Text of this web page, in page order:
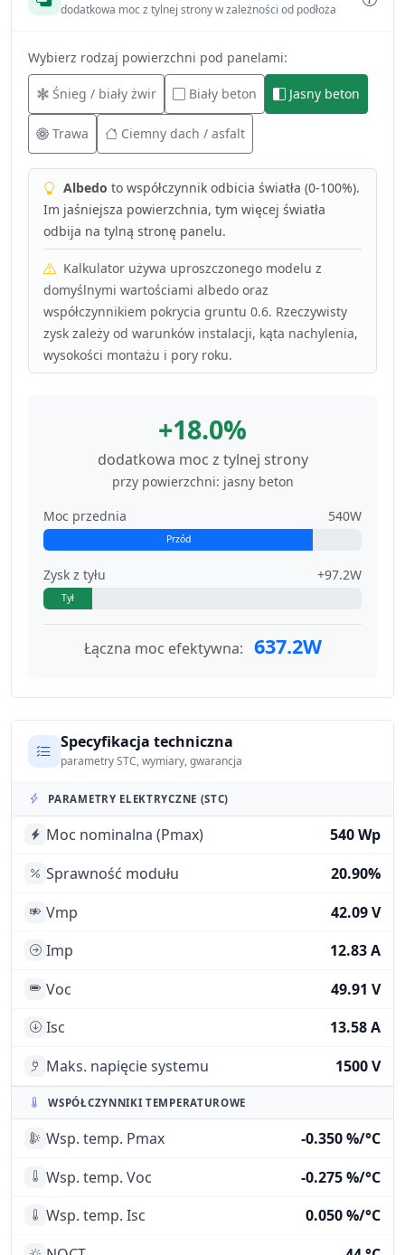
dodatkowa moc z tylnej strony w zależności od podłoża
Wybierz rodzaj powierzchni pod panelami:
Śnieg / biały żwir Biały beton Jasny beton
Trawa Ciemny dach / asfalt
Albedo to współczynnik odbicia światła (0-100%).
Im jaśniejsza powierzchnia, tym więcej światła
odbija na tylną stronę panelu.
Kalkulator używa uproszczonego modelu z
domyślnymi wartościami albedo oraz
współczynnikiem pokrycia gruntu 0.6. Rzeczywisty
zysk zależy od warunków instalacji, kąta nachylenia,
wysokości montażu i pory roku.
+18.0%
dodatkowa moc z tylnej strony
przy powierzchni: jasny beton
Moc przednia
540W
Przód
Zysk z tyłu +97.2W
Tył
Łączna moc efektywna: 637.2W
Specyfikacja techniczna
parametry STC, wymiary, gwarancja
PARAMETRY ELEKTRYCZNE (STC)
Moc nominalna (Pmax)
540 Wp
Sprawność modułu
20.90%
Vmp
42.09 V
Imp
12.83 A
Voc
49.91 V
Isc
13.58 A
Maks. napięcie systemu
1500 V
WSPÓŁCZYNNIKI TEMPERATUROWE
Wsp. temp. Pmax
-0.350 %/°C
Wsp. temp. Voc
-0.275 %/°C
Wsp. temp. Isc
0.050 %/°C